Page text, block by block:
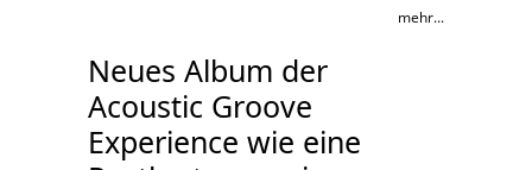
mehr...
Neues Album der
Acoustic Groove
Experience wie eine